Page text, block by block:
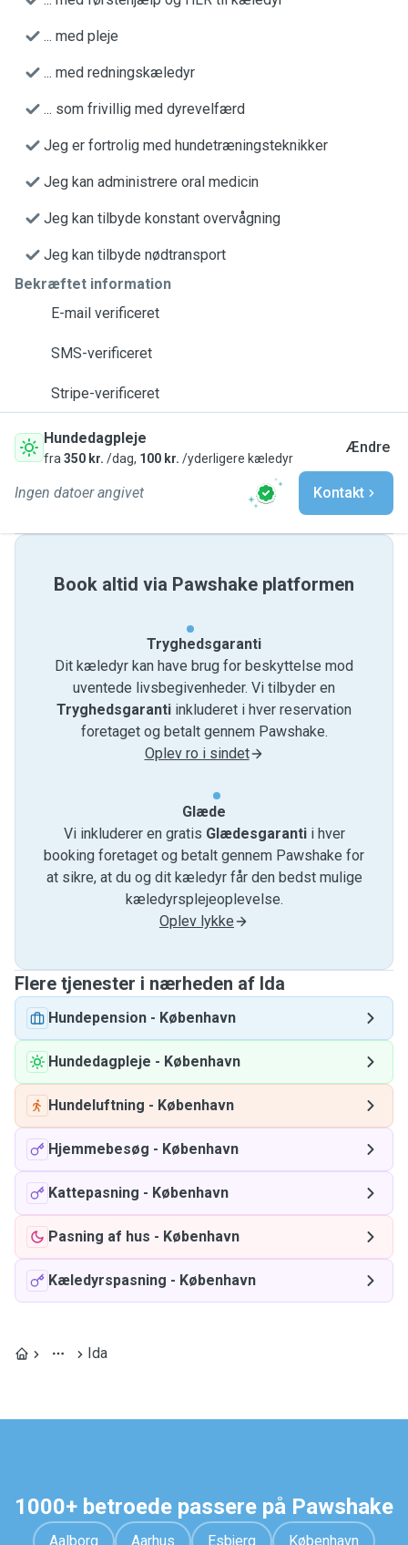
... med pleje
... med redningskæledyr
... som frivillig med dyrevelfærd
Jeg er fortrolig med hundetræningsteknikker
Jeg kan administrere oral medicin
Jeg kan tilbyde konstant overvågning
Jeg kan tilbyde nødtransport
Bekræftet information
E-mail verificeret
SMS-verificeret
Stripe-verificeret
Hundedagpleje
fra 350 kr. /dag, 100 kr. /yderligere kæledyr
Ændre
Ingen datoer angivet Kontakt
Book altid via Pawshake platformen
Tryghedsgaranti
Dit kæledyr kan have brug for beskyttelse mod
uventede livsbegivenheder. Vi tilbyder en
Tryghedsgaranti inkluderet i hver reservation
foretaget og betalt gennem Pawshake.
Oplev ro i sindet
Glæde
Vi inkluderer en gratis Glædesgarantii hver
booking foretaget og betalt gennem Pawshake for
at sikre, at du og dit kæledyr får den bedst mulige
kæledyrsplejeoplevelse.
Oplev lykke
Flere tjenester i nærheden af ​​Ida
Hundepension - København
Hundedagpleje - København
Hundeluftning - København
Hjemmebesøg - København
Kattepasning - København
Pasning af hus - København
Kæledyrspasning - København
Ida
1000+ betroede passere på Pawshake
Aalborg Aarhus Esbjerg København